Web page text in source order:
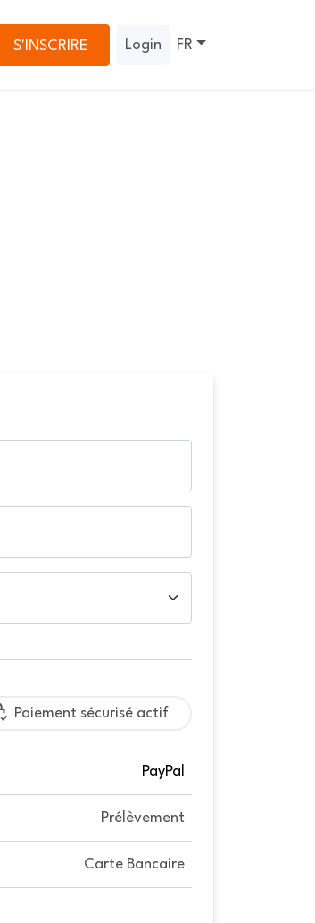
S'INSCRIRE Login FR
Paiement sécurisé actif
PayPal
Prélèvement
Carte Bancaire